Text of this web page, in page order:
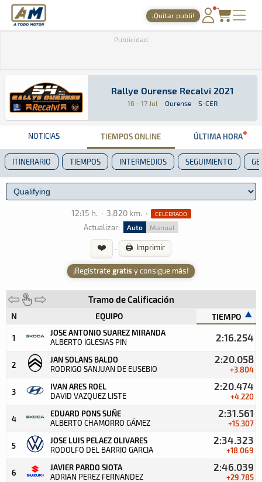
A Todo Motor · Revista del motor desde 1999
¡Quitar publi!
NOTICIAS
AGENDA
GALERÍAS
TIENDA
ARCHIVO
Publicidad
Rallye Ourense Recalvi 2021
Rallye Ourense Recalvi 2021
16 - 17 Jul · Ourense · S-CER
Rally · Rallye Ourense Recalvi 2021 · S-
Ourense
NOTICIAS TIEMPOS ONLINE ÚLTIMA HORA
ITINERARIO TIEMPOS INTERMEDIOS SEGUIMIENTO
12:15 h. · 3,820 km. · CELEBRADO
Actualizar: Auto Manual
❤️ · 🖨️ Imprimir
¡Regístrategratis y consigue más!
Tramo de Calificación
N EQUIPO TIEMPO
1
JOSE ANTONIO SUAREZ MIRANDA
ALBERTO IGLESIAS PIN 2:16.254
2
JAN SOLANS BALDO
RODRIGO SANJUAN DE EUSEBIO
2:20.058
+3.804
3
IVAN ARES ROEL
DAVID VAZQUEZ LISTE
2:20.474
+4.220
4
EDUARD PONS SUÑE
ALBERTO CHAMORRO GÁMEZ
2:31.561
+15.307
5
JOSE LUIS PELAEZ OLIVARES
RODOLFO DEL BARRIO GARCIA
2:34.323
+18.069
6
JAVIER PARDO SIOTA
ADRIAN PEREZ FERNANDEZ
2:46.039
+29.785